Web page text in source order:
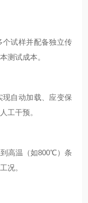
试样并配备独立传
测试成本。
自动加载、应变保
工干预。
高温（如800℃）条
况。